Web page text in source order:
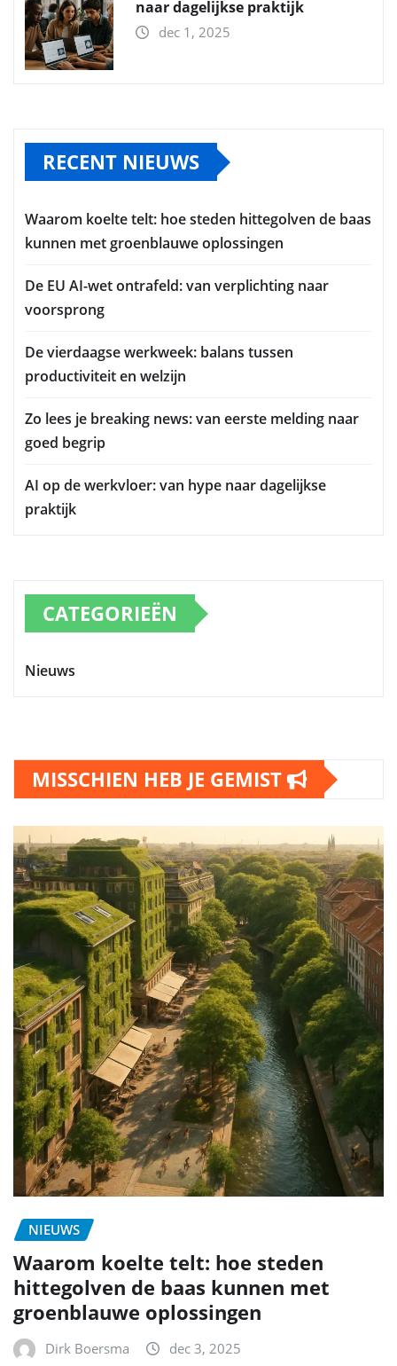
naar dagelijkse praktijk
dec 1, 2025
RECENT NIEUWS
Waarom koelte telt: hoe steden hittegolven de baas
kunnen met groenblauwe oplossingen
De EU AI-wet ontrafeld: van verplichting naar
voorsprong
De vierdaagse werkweek: balans tussen
productiviteit en welzijn
Zo lees je breaking news: van eerste melding naar
goed begrip
AI op de werkvloer: van hype naar dagelijkse
praktijk
CATEGORIEËN
Nieuws
MISSCHIEN HEB JE GEMIST
NIEUWS
Waarom koelte telt: hoe steden
hittegolven de baas kunnen met
groenblauwe oplossingen
Dirk Boersma dec 3, 2025